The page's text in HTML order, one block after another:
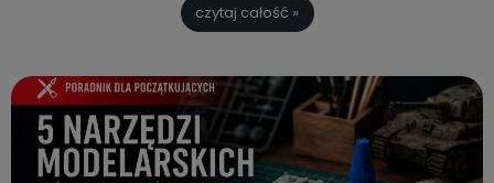
czytaj całość »